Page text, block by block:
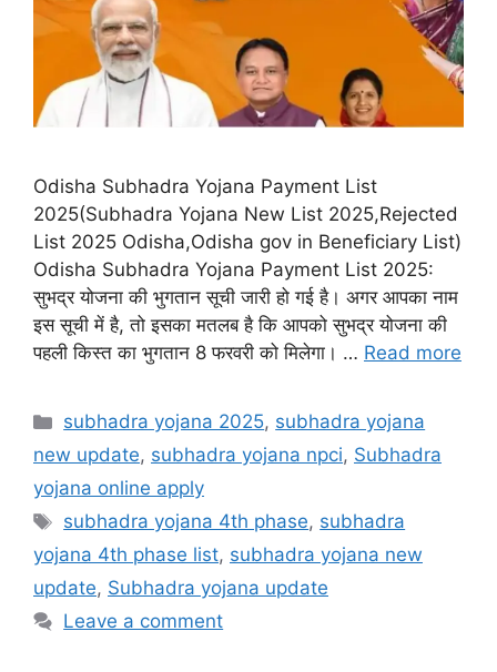
Odisha Subhadra Yojana Payment List
2025(Subhadra Yojana New List 2025,Rejected
List 2025 Odisha,Odisha gov in Beneficiary List)
Odisha Subhadra Yojana Payment List 2025:
सुभद्र योजना की भुगतान सूची जारी हो गई है। अगर आपका नाम
इस सूची में है, तो इसका मतलब है कि आपको सुभद्र योजना की
पहली किस्त का भुगतान 8 फरवरी को मिलेगा। … Read more
Categories
subhadra yojana 2025, subhadra yojana
new update, subhadra yojana npci, Subhadra
yojana online apply
Tags
subhadra yojana 4th phase, subhadra
yojana 4th phase list, subhadra yojana new
update, Subhadra yojana update
Leave a comment